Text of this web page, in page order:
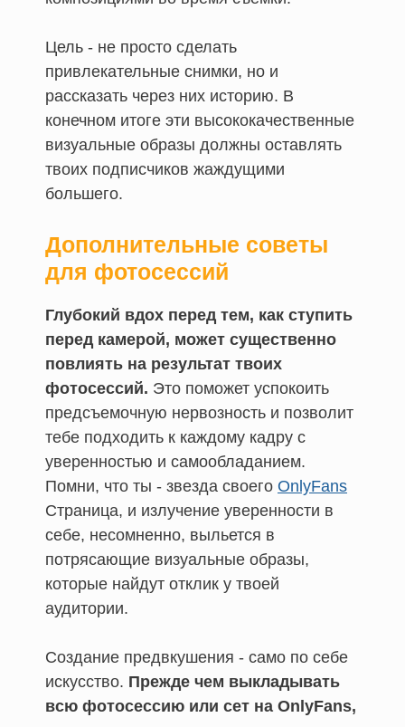
Цель - не просто сделать
привлекательные снимки, но и
рассказать через них историю. В
конечном итоге эти высококачественные
визуальные образы должны оставлять
твоих подписчиков жаждущими
большего.
Дополнительные советы
для фотосессий
Глубокий вдох перед тем, как ступить
перед камерой, может существенно
повлиять на результат твоих
фотосессий. Это поможет успокоить
предсъемочную нервозность и позволит
тебе подходить к каждому кадру с
уверенностью и самообладанием.
Помни, что ты - звезда своего OnlyFans
Страница, и излучение уверенности в
себе, несомненно, выльется в
потрясающие визуальные образы,
которые найдут отклик у твоей
аудитории.
Создание предвкушения - само по себе
искусство. Прежде чем выкладывать
всю фотосессию или сет на OnlyFans,